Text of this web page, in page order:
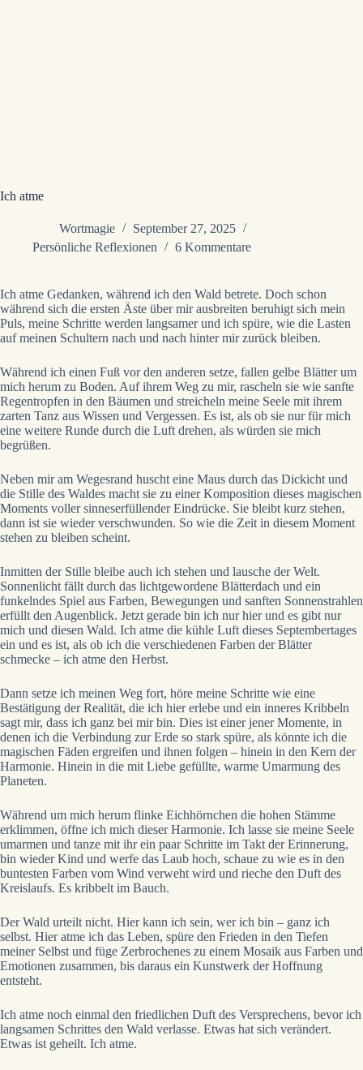
Ich atme
Wortmagie
September 27, 2025
Persönliche Reflexionen
6 Kommentare
Ich atme Gedanken, während ich den Wald betrete. Doch schon
während sich die ersten Äste über mir ausbreiten beruhigt sich mein
Puls, meine Schritte werden langsamer und ich spüre, wie die Lasten
auf meinen Schultern nach und nach hinter mir zurück bleiben.
Während ich einen Fuß vor den anderen setze, fallen gelbe Blätter um
mich herum zu Boden. Auf ihrem Weg zu mir, rascheln sie wie sanfte
Regentropfen in den Bäumen und streicheln meine Seele mit ihrem
zarten Tanz aus Wissen und Vergessen. Es ist, als ob sie nur für mich
eine weitere Runde durch die Luft drehen, als würden sie mich
begrüßen.
Neben mir am Wegesrand huscht eine Maus durch das Dickicht und
die Stille des Waldes macht sie zu einer Komposition dieses magischen
Moments voller sinneserfüllender Eindrücke. Sie bleibt kurz stehen,
dann ist sie wieder verschwunden. So wie die Zeit in diesem Moment
stehen zu bleiben scheint.
Inmitten der Stille bleibe auch ich stehen und lausche der Welt.
Sonnenlicht fällt durch das lichtgewordene Blätterdach und ein
funkelndes Spiel aus Farben, Bewegungen und sanften Sonnenstrahlen
erfüllt den Augenblick. Jetzt gerade bin ich nur hier und es gibt nur
mich und diesen Wald. Ich atme die kühle Luft dieses Septembertages
ein und es ist, als ob ich die verschiedenen Farben der Blätter
schmecke – ich atme den Herbst.
Dann setze ich meinen Weg fort, höre meine Schritte wie eine
Bestätigung der Realität, die ich hier erlebe und ein inneres Kribbeln
sagt mir, dass ich ganz bei mir bin. Dies ist einer jener Momente, in
denen ich die Verbindung zur Erde so stark spüre, als könnte ich die
magischen Fäden ergreifen und ihnen folgen – hinein in den Kern der
Harmonie. Hinein in die mit Liebe gefüllte, warme Umarmung des
Planeten.
Während um mich herum flinke Eichhörnchen die hohen Stämme
erklimmen, öffne ich mich dieser Harmonie. Ich lasse sie meine Seele
umarmen und tanze mit ihr ein paar Schritte im Takt der Erinnerung,
bin wieder Kind und werfe das Laub hoch, schaue zu wie es in den
buntesten Farben vom Wind verweht wird und rieche den Duft des
Kreislaufs. Es kribbelt im Bauch.
Der Wald urteilt nicht. Hier kann ich sein, wer ich bin – ganz ich
selbst. Hier atme ich das Leben, spüre den Frieden in den Tiefen
meiner Selbst und füge Zerbrochenes zu einem Mosaik aus Farben und
Emotionen zusammen, bis daraus ein Kunstwerk der Hoffnung
entsteht.
Ich atme noch einmal den friedlichen Duft des Versprechens, bevor ich
langsamen Schrittes den Wald verlasse. Etwas hat sich verändert.
Etwas ist geheilt. Ich atme.